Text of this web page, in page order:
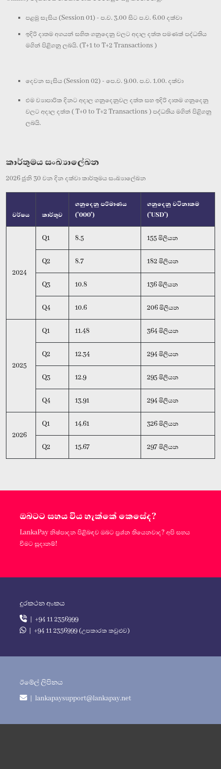
පළමු සැසිය (Session 01) - ප.ව. 3.00 සිට ප.ව. 6.00 දක්වා
ඉදිරි දාතම අගයන් සහිත ගනුදෙනු වලට අදාල දත්ත පමණක් පද්ධතිය
මගින් පිළිගනු ලබයි. (T+1 to T+2 Transactions )
දෙවන සැසිය (Session 02) - පෙ.ව. 9.00. ප.ව. 1.00. දක්වා
එම ව්‍යාපාරික දිනට අදාල ගනුදෙනුවල දත්ත සහ ඉදිරි දාතම ගනුදෙනු
වලට අදාල දත්ත ( T+0 to T+2 Transactions ) පද්ධතිය මගින් පිළිගනු
ලබයි.
කාර්තුමය සංඛ්‍යාලේඛන
2026 ජුනි 30 වන දින දක්වා කාර්තුමය සංඛ්‍යාලේඛන
වර්ෂය කාර්තුව
ගනුදෙනු පරිමාණය
(‘000’)
ගනුදෙනු වටිනාකම
(‘USD’)
2024
Q1 8.5 155 මිලියන
Q2 8.7 182 මිලියන
Q3 10.8 136 මිලියන
Q4 10.6 206 මිලියන
2025
Q1 11.48 364 මිලියන
Q2 12.34 294 මිලියන
Q3 12.9 295 මිලියන
Q4 13.91 294 මිලියන
2026
Q1 14.61 326 මිලියන
Q2 15.67 297 මිලියන
ඔබටට සහය විය හැක්කේ කෙසේද?
LankaPay නිෂ්පාදන පිළිබඳව ඔබට ප්‍රශ්න තියෙනවාද? අපි සහය
වීමට සූදානම්!
දුරකථන අංකය
| +94 11 2356999
| +94 11 2356999 (උපකාරක කවුළුව)
ඊමේල් ලිපිනය
| lankapaysupport@lankapay.net